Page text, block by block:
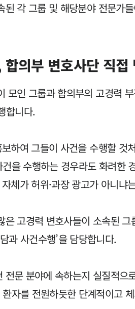
각 그룹 및 해당분야 전문가
의부 변호사단 직접
인 그룹과 합의부의 고경력
합니다.
하여 그들이 사건을 수행할
을 수행하는 경우라도 화려한
체가 허위·과장 광고가 아니냐
고경력 변호사들이 소속된
과 사건수행’을 담당합니다.
문 분야에 속하는지 실질적
자를 전원하듯한 단계적이고